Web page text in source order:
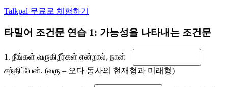
Talkpal 무료로 체험하기
타밀어 조건문 연습 1: 가능성을 나타내는 조건문
1. நீங்கள் வருகிறீர்கள் என்றால், நான்
சந்திப்பேன். (வரு – 오다 동사의 현재형과 미래형)